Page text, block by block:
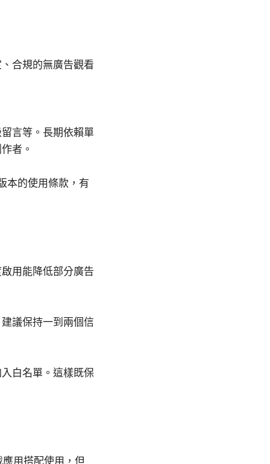
合規的無廣告觀看
言等。長期依賴單
者。
本的使用條款，有
用能降低部分廣告
議保持一到兩個信
白名單。這樣既保
用搭配使用，但